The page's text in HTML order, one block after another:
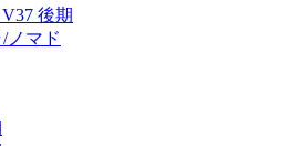
後期
ノマド